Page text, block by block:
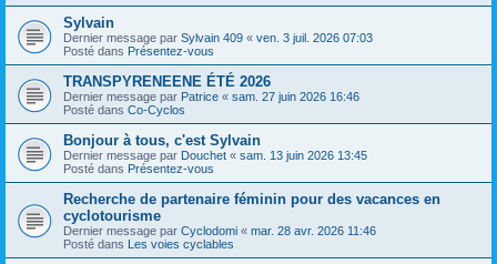
Sylvain
Dernier message par Sylvain 409 « ven. 3 juil. 2026 07:03
Posté dans Présentez-vous
TRANSPYRENEENE ÉTÉ 2026
Dernier message par Patrice « sam. 27 juin 2026 16:46
Posté dans Co-Cyclos
Bonjour à tous, c'est Sylvain
Dernier message par Douchet « sam. 13 juin 2026 13:45
Posté dans Présentez-vous
Recherche de partenaire féminin pour des vacances en
cyclotourisme
Dernier message par Cyclodomi « mar. 28 avr. 2026 11:46
Posté dans Les voies cyclables